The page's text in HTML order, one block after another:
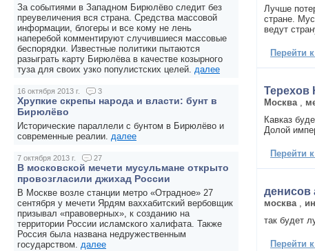
Лучше
стране.
ведут
Перейти
Терехов
Москва
Кавказ
Долой
Перейти
денисов
москва
так будет
Перейти
За событиями в Западном Бирюлёво следит без
преувеличения вся страна. Средства массовой
информации, блогеры и все кому не лень
наперебой комментируют случившиеся массовые
беспорядки. Известные политики пытаются
разыграть карту Бирюлёва в качестве козырного
туза для своих узко популистских целей. далее
16 октября 2013 г. 3
Хрупкие скрепы народа и власти: бунт в
Бирюлёво
Исторические параллели с бунтом в Бирюлёво и
современные реалии. далее
7 октября 2013 г. 27
В московской мечети мусульмане открыто
провозгласили джихад России
В Москве возле станции метро «Отрадное» 27
сентября у мечети Ярдям ваххабитский вербовщик
призывал «правоверных», к созданию на
территории России исламского халифата. Также
Россия была названа недружественным
государством. далее